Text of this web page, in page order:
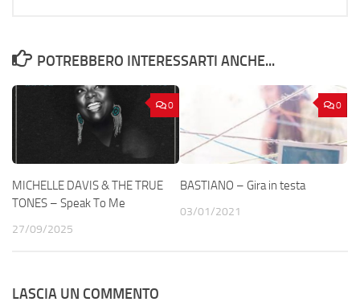
POTREBBERO INTERESSARTI ANCHE...
0
MICHELLE DAVIS & THE TRUE
TONES – Speak To Me
27/09/2025
0
BASTIANO – Gira in testa
03/01/2021
LASCIA UN COMMENTO